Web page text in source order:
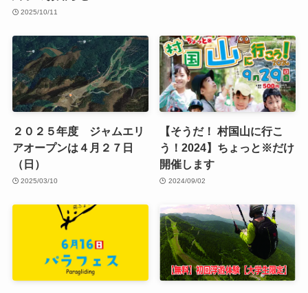
2025/10/11
２０２５年度 ジャムエリ
アオープンは４月２７日
（日）
2025/03/10
【そうだ！ 村国山に行こ
う！2024】ちょっと※だけ
開催します
2024/09/02